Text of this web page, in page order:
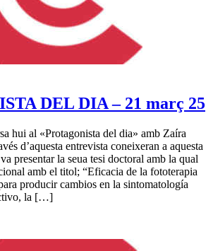
DEL DIA – 21 març 25
hui al «Protagonista del dia» amb Zaíra
d’aquesta entrevista coneixeran a aquesta
presentar la seua tesi doctoral amb la qual
amb el titol; “Eficacia de la fototerapia
producir cambios en la sintomatología
la […]